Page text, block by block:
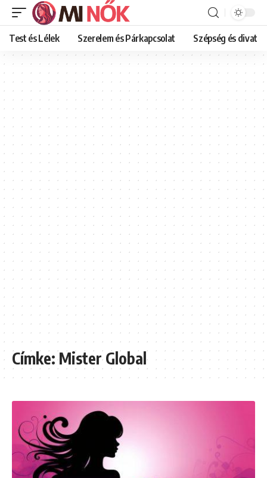
Test és Lélek Szerelem és Párkapcsolat Szépség és divat
Címke:Mister Global